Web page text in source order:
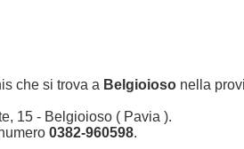
che si trova a Belgioioso nella
15 - Belgioioso ( Pavia ).
0382-960598.